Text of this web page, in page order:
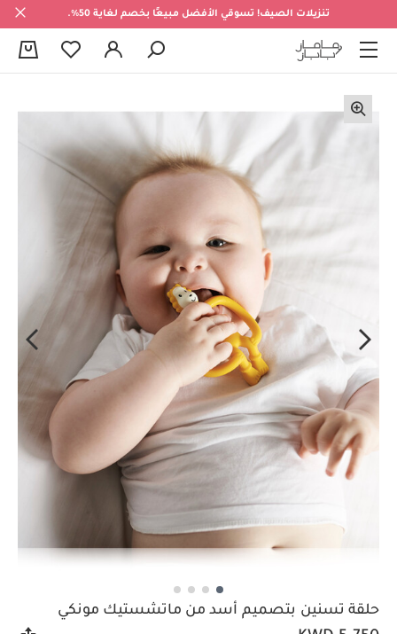
تنزيلات الصيف! تسوقي الأفضل مبيعًا بخصم لغاية 50%.
حلقة تسنين بتصميم أسد من ماتشستيك مونكي